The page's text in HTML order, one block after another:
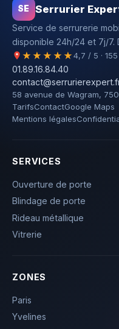
SE Serrurier
Service de serrurerie
disponible 24h/24 et 7j/7.
★★★★★4,7 / 5 ·
01.89.16.84.40
58 avenue de Wagram,
TarifsContactGoogle Maps
Mentions légales
SERVICES
Ouverture de porte
Blindage de porte
Rideau métallique
Vitrerie
ZONES
Paris
Yvelines